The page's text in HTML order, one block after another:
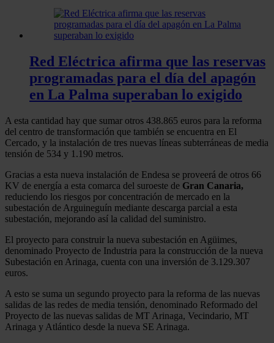
Red Eléctrica afirma que las reservas
programadas para el día del apagón
en La Palma superaban lo exigido
A esta cantidad hay que sumar otros 438.865 euros para la reforma
del centro de transformación que también se encuentra en El
Cercado, y la instalación de tres nuevas líneas subterráneas de media
tensión de 534 y 1.190 metros.
Gracias a esta nueva instalación de Endesa se proveerá de otros 66
KV de energía a esta comarca del suroeste de Gran Canaria,
reduciendo los riesgos por concentración de mercado en la
subestación de Arguineguín mediante descarga parcial a esta
subestación, mejorando así la calidad del suministro.
El proyecto para construir la nueva subestación en Agüimes,
denominado Proyecto de Industria para la construcción de la nueva
Subestación en Arinaga, cuenta con una inversión de 3.129.307
euros.
A esto se suma un segundo proyecto para la reforma de las nuevas
salidas de las redes de media tensión, denominado Reformado del
Proyecto de las nuevas salidas de MT Arinaga, Vecindario, MT
Arinaga y Atlántico desde la nueva SE Arinaga.